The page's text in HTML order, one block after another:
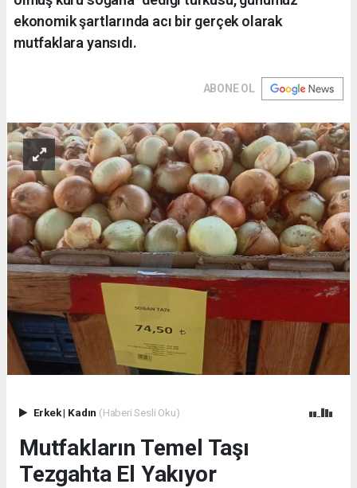
ekonomik şartlarında acı bir gerçek olarak
mutfaklara yansıdı.
ABONE OL
Erkek| Kadın (Haberi Sesli Oku)
Mutfakların Temel Taşı
Tezgahta El Yakıyor